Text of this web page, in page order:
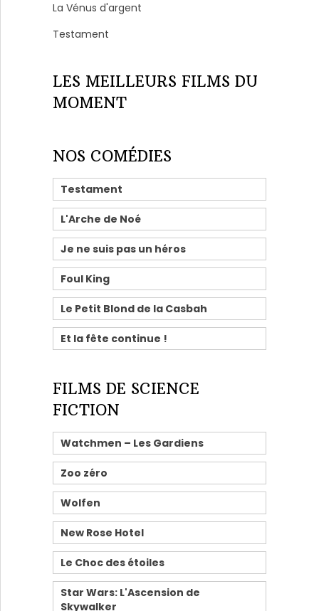
La Vénus d'argent
Testament
LES MEILLEURS FILMS DU
MOMENT
NOS COMÉDIES
Testament
L'Arche de Noé
Je ne suis pas un héros
Foul King
Le Petit Blond de la Casbah
Et la fête continue !
FILMS DE SCIENCE
FICTION
Watchmen – Les Gardiens
Zoo zéro
Wolfen
New Rose Hotel
Le Choc des étoiles
Star Wars: L'Ascension de
Skywalker